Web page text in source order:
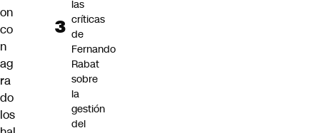
on
co
n
ag
ra
do
los
las
críticas
de
Fernando
Rabat
sobre
la
gestión
del